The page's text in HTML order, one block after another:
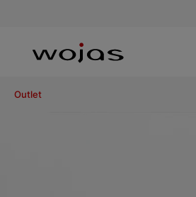
Outlet